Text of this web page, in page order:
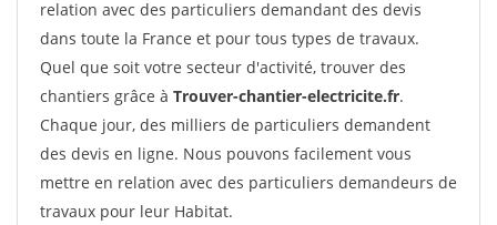
relation avec des particuliers demandant des devis
dans toute la France et pour tous types de travaux.
Quel que soit votre secteur d'activité, trouver des
chantiers grâce à Trouver-chantier-electricite.fr.
Chaque jour, des milliers de particuliers demandent
des devis en ligne. Nous pouvons facilement vous
mettre en relation avec des particuliers demandeurs de
travaux pour leur Habitat.